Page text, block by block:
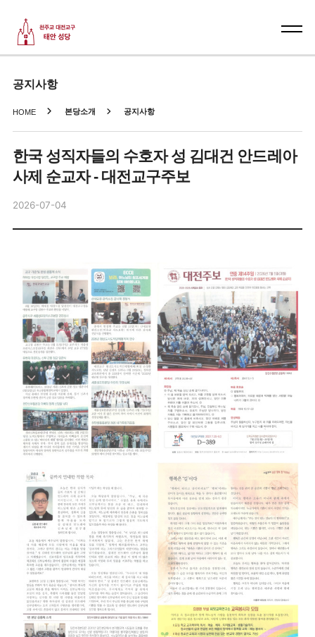
공지사항
HOME 본당소개 공지사항
한국 성직자들의 수호자 성 김대건 안드레아
사제 순교자 - 대전교구주보
2026-07-04